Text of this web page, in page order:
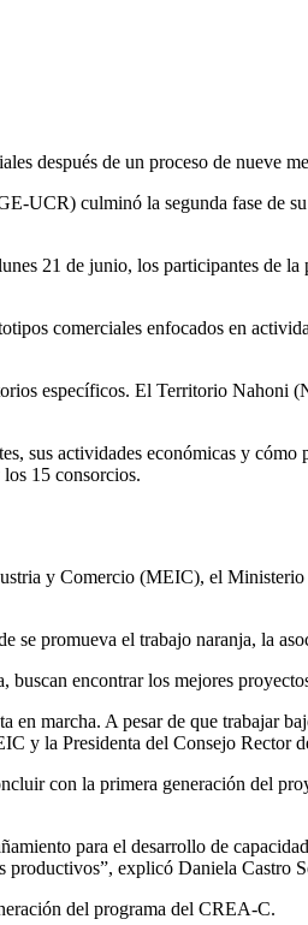
después de un proceso de nueve
UCR) culminó la segunda fase de
21 de junio, los participantes de
comerciales enfocados en
específicos. El Territorio
sus actividades económicas y
15 consorcios.
y Comercio (MEIC), el
promueva el trabajo naranja, la
encontrar los mejores
marcha. A pesar de que trabajar
y la Presidenta del Consejo
con la primera generación del
para el desarrollo de
explicó Daniela Castro
del programa del CREA-C.